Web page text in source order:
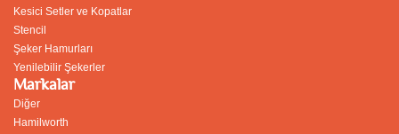
Kesici Setler ve Kopatlar
Stencil
Şeker Hamurları
Yenilebilir Şekerler
Markalar
Diğer
Hamilworth